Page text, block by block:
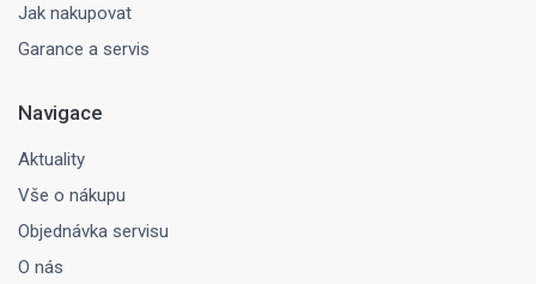
Jak nakupovat
Garance a servis
Navigace
Aktuality
Vše o nákupu
Objednávka servisu
O nás